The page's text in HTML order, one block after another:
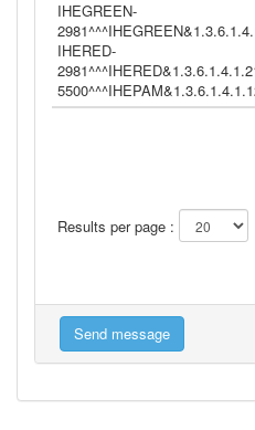
Results per page :
IHEGREEN-
IHERED-